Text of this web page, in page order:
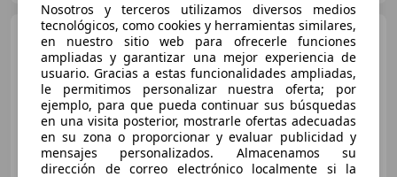
Land Rover Range
Rover 4.6 HSE Aut.
€ 3.500
Sincomparación
Nosotros y terceros utilizamos diversos medios
tecnológicos, como cookies y herramientas similares,
en nuestro sitio web para ofrecerle funciones
ampliadas y garantizar una mejor experiencia de
usuario. Gracias a estas funcionalidades ampliadas,
le permitimos personalizar nuestra oferta; por
ejemplo, para que pueda continuar sus búsquedas
en una visita posterior, mostrarle ofertas adecuadas
en su zona o proporcionar y evaluar publicidad y
mensajes personalizados. Almacenamos su
dirección de correo electrónico localmente si la